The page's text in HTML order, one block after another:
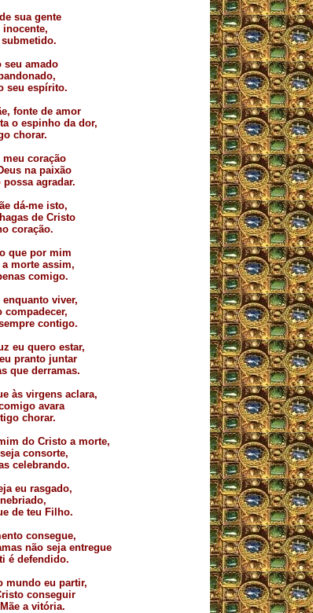
sua gente
inocente,
seu amado
seu espírito.
fonte de amor
o espinho da dor,
chorar.
meu coração
na paixão
possa agradar.
dá-me isto,
de Cristo
coração.
que por mim
a morte assim,
comigo.
enquanto viver,
compadecer,
contigo.
eu quero estar,
pranto juntar
que derramas.
às virgens aclara,
avara
chorar.
do Cristo a morte,
consorte,
celebrando.
eu rasgado,
de teu Filho.
consegue,
não seja entregue
é defendido.
mundo eu partir,
conseguir
a vitória.